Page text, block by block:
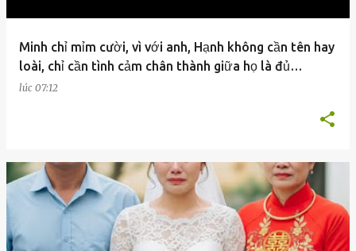
Minh chỉ mỉm cười, vì với anh, Hạnh không cần tên hay
loài, chỉ cần tình cảm chân thành giữa họ là đủ…
lúc 07:12